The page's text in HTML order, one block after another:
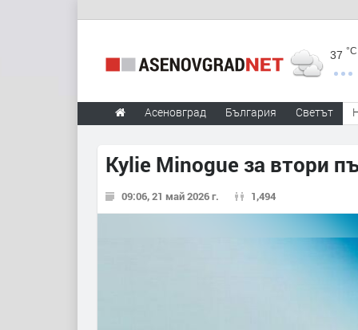
37 °C
Асеновград България Светът
Kylie Minogue за втори
09:06, 21 май 2026 г. 1,494